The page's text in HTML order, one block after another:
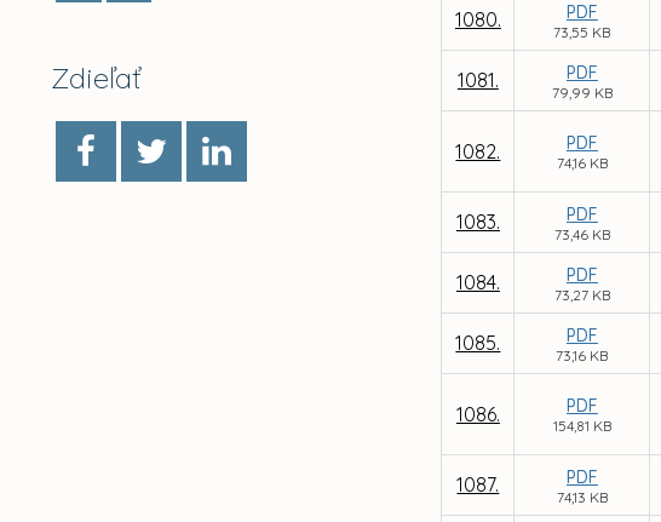
Zdieľať
1080. PDF
73,55 KB
1081. PDF
79,99 KB
1082. PDF
74,16 KB
1083. PDF
73,46 KB
1084. PDF
73,27 KB
1085. PDF
73,16 KB
1086. PDF
154,81 KB
1087. PDF
74,13 KB